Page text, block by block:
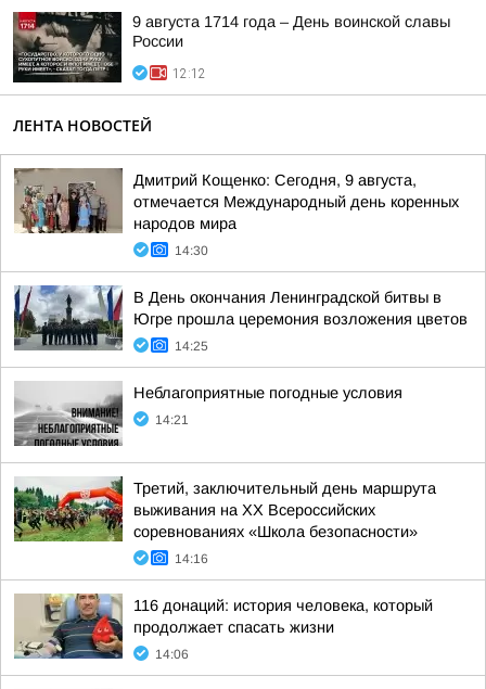
9 августа 1714 года – День воинской славы
России
12:12
ЛЕНТА НОВОСТЕЙ
Дмитрий Кощенко: Сегодня, 9 августа,
отмечается Международный день коренных
народов мира
14:30
В День окончания Ленинградской битвы в
Югре прошла церемония возложения цветов
14:25
Неблагоприятные погодные условия
14:21
Третий, заключительный день маршрута
выживания на XX Всероссийских
соревнованиях «Школа безопасности»
14:16
116 донаций: история человека, который
продолжает спасать жизни
14:06